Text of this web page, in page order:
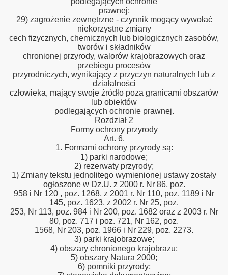
prawnej;
29) zagrożenie zewnętrzne - czynnik mogący wywołać
niekorzystne zmiany
cech fizycznych, chemicznych lub biologicznych zasobów,
tworów i składników
chronionej przyrody, walorów krajobrazowych oraz
przebiegu procesów
przyrodniczych, wynikający z przyczyn naturalnych lub z
działalności
człowieka, mający swoje źródło poza granicami obszarów
lub obiektów
podlegających ochronie prawnej.
Rozdział 2
Formy ochrony przyrody
Art. 6.
1. Formami ochrony przyrody są:
1) parki narodowe;
2) rezerwaty przyrody;
1) Zmiany tekstu jednolitego wymienionej ustawy zostały
ogłoszone w Dz.U. z 2000 r. Nr 86, poz.
958 i Nr 120 , poz. 1268, z 2001 r. Nr 110, poz. 1189 i Nr
145, poz. 1623, z 2002 r. Nr 25, poz.
253, Nr 113, poz. 984 i Nr 200, poz. 1682 oraz z 2003 r. Nr
80, poz. 717 i poz. 721, Nr 162, poz.
1568, Nr 203, poz. 1966 i Nr 229, poz. 2273.
3) parki krajobrazowe;
4) obszary chronionego krajobrazu;
5) obszary Natura 2000;
6) pomniki przyrody;